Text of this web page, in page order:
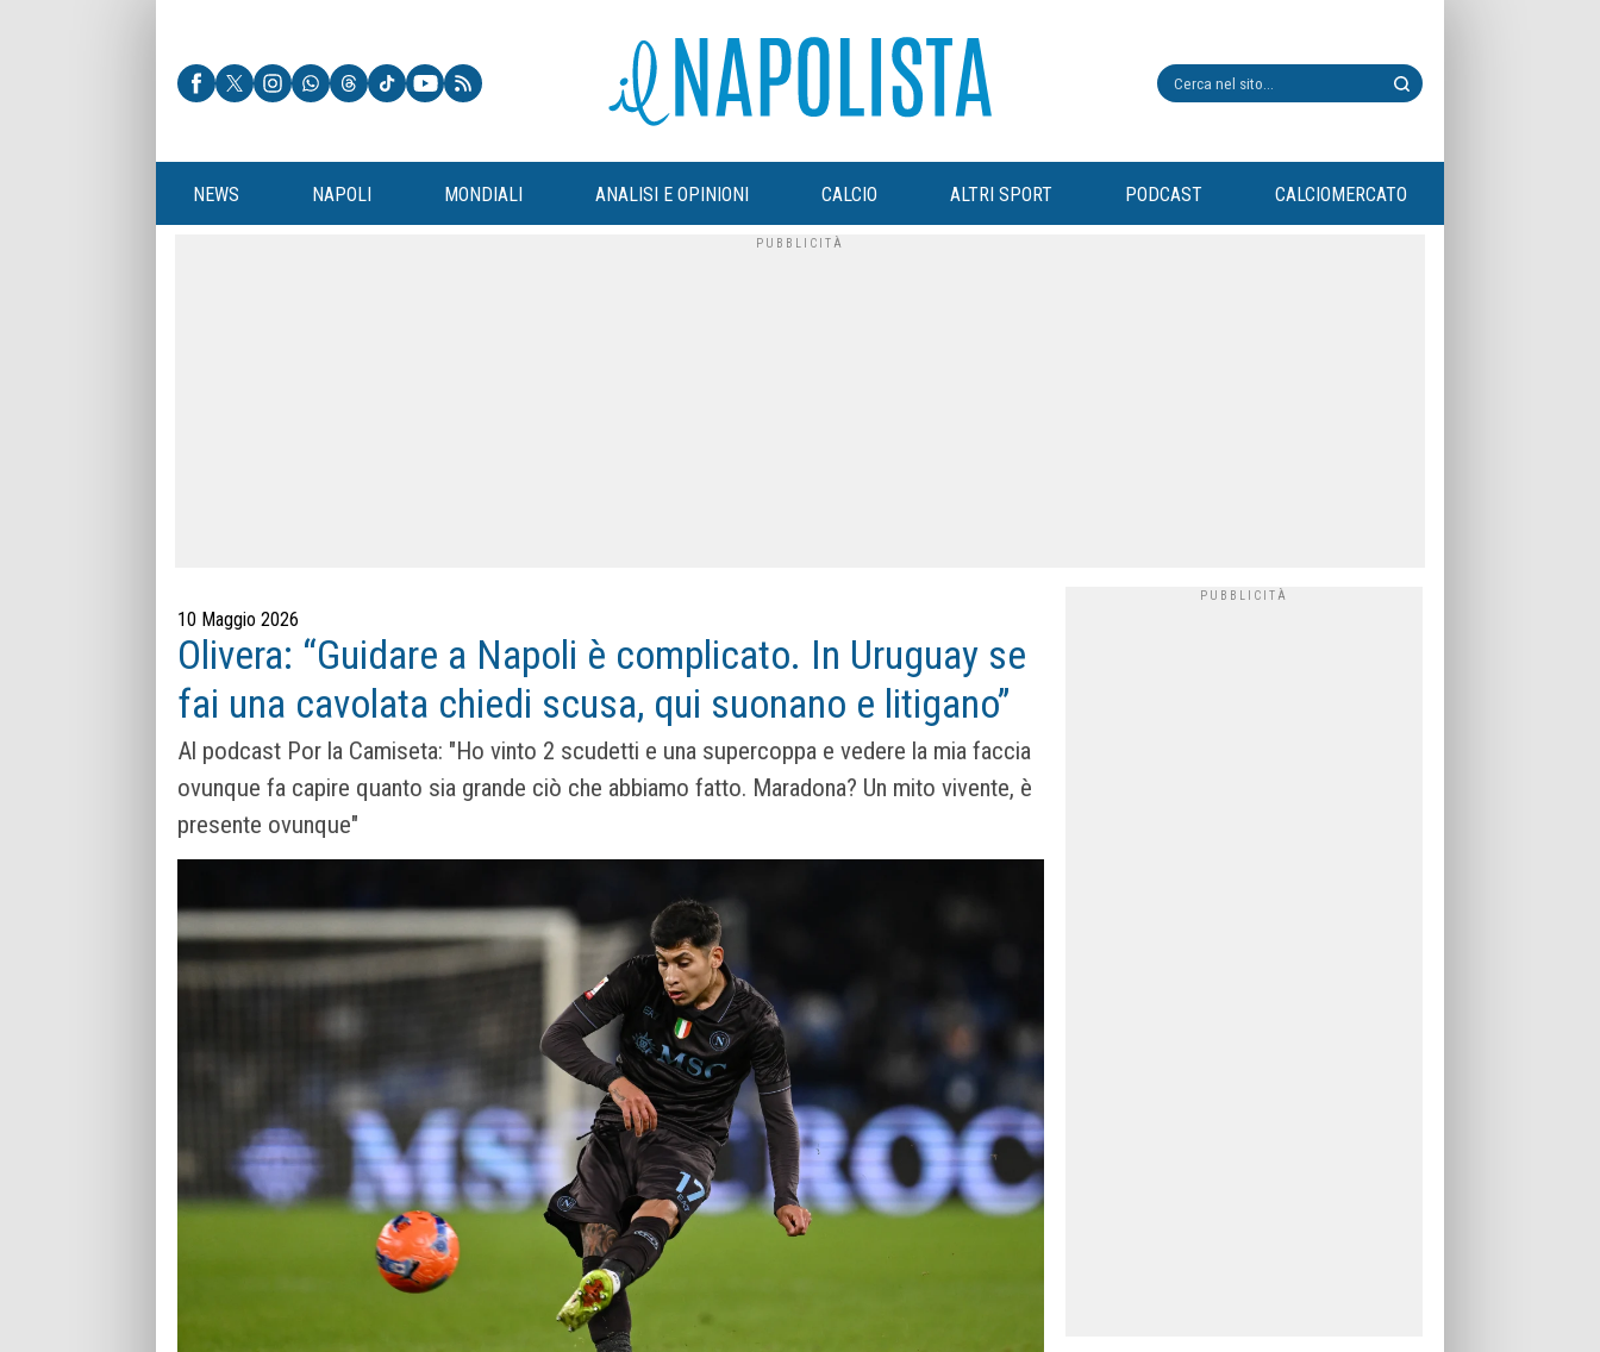
NEWS NAPOLI MONDIALI ANALISI E OPINIONI CALCIO ALTRI SPORT PODCAST CALCIOMERCATO
10 Maggio 2026
Olivera: “Guidare a Napoli è complicato. In Uruguay se
fai una cavolata chiedi scusa, qui suonano e litigano”
Al podcast Por la Camiseta: "Ho vinto 2 scudetti e una supercoppa e vedere la mia faccia
ovunque fa capire quanto sia grande ciò che abbiamo fatto. Maradona? Un mito vivente, è
presente ovunque"